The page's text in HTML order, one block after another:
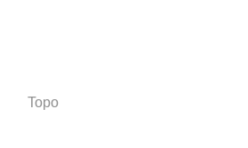
Topo